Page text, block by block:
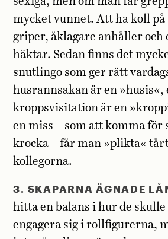
mycket vunnet. Att ha koll på
griper, åklagare anhåller och
häktar. Sedan finns det
snutlingo som ger rätt
husrannsakan är en »husis«,
kroppsvisitation är en
en miss – som att komma för
krocka – får man »plikta«
kollegorna.
3. SKAPARNA ÄGNADE
hitta en balans i hur de
engagera sig i rollfigurerna,